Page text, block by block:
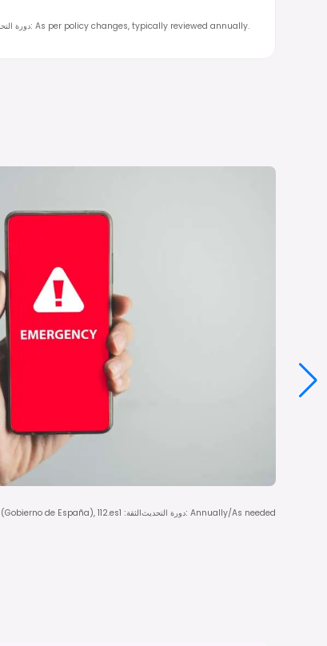
دورة: As per policy changes, typically reviewed annually.
de España), 112.es الثقة:
1 دورة التحديث: Annually/As needed